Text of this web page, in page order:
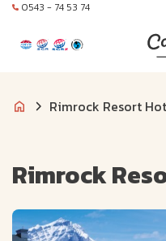
0543 - 74 53 74
Rimrock Resort
Rimrock